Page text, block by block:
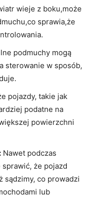
wieje ⁣z boku,może
⁤sprawia,że⁤
podmuchy ⁤mogą
‍sterowanie ⁣w sposób,
pojazdy, ​takie jak
podatne ⁢na‌
powierzchni
​Nawet podczas
że⁤ pojazd
sądzimy, co prowadzi
lub